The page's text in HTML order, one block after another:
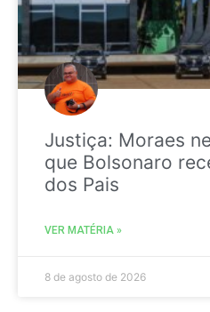
Justiça: Moraes
que Bolsonaro
dos Pais
VER MATÉRIA »
8 de agosto de 2026